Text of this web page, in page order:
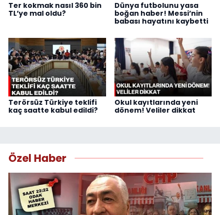
Ter kokmak nasıl 360 bin
TL’ye mal oldu?
Dünya futbolunu yasa
boğan haber! Messi’nin
babası hayatını kaybetti
Terörsüz Türkiye teklifi
kaç saatte kabul edildi?
Okul kayıtlarında yeni
dönem! Veliler dikkat
Özel Haber